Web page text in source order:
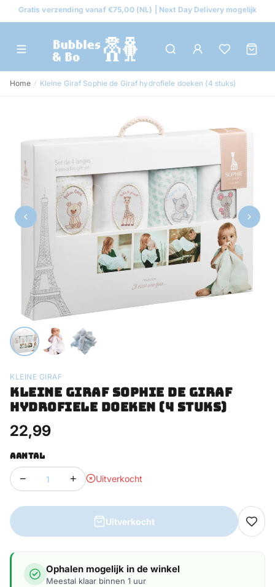
Gratis verzending vanaf €75,00 (NL) | Next Day Delivery mogelijk
Home / Kleine Giraf Sophie de Giraf hydrofiele doeken (4 stuks)
KLEINE GIRAF
KLEINE GIRAF SOPHIE DE GIRAF
HYDROFIELE DOEKEN (4 STUKS)
22,99
AANTAL
− + Uitverkocht
Uitverkocht
Ophalen mogelijk in de winkel
Meestal klaar binnen 1 uur